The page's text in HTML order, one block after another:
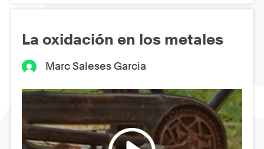
La oxidación en los metales
Marc Saleses Garcia